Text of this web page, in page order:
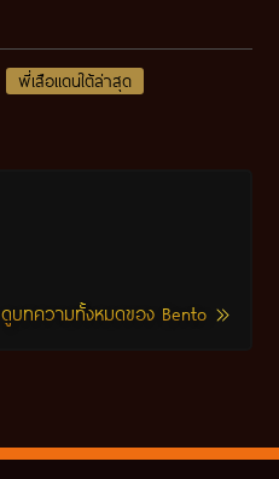
พี่เสือแดนใต้ล่าสุด
ดูบทความทั้งหมดของ Bento